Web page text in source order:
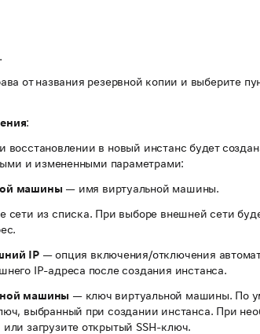
от названия резервной копии и выберите
:
восстановлении в новый инстанс будет
и измененными параметрами:
машины — имя виртуальной машины.
сети из списка. При выборе внешней сети
IP— опция включения/отключения
IP-адреса после создания инстанса.
машины — ключ виртуальной машины. По
выбранный при создании инстанса. При
загрузите открытый SSH-ключ.